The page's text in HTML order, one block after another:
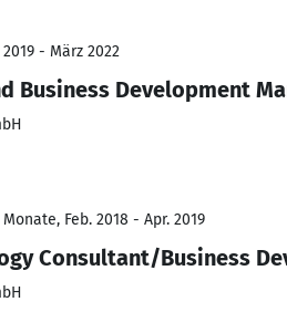
- März 2022
Business Development
Feb. 2018 - Apr. 2019
Consultant/Business